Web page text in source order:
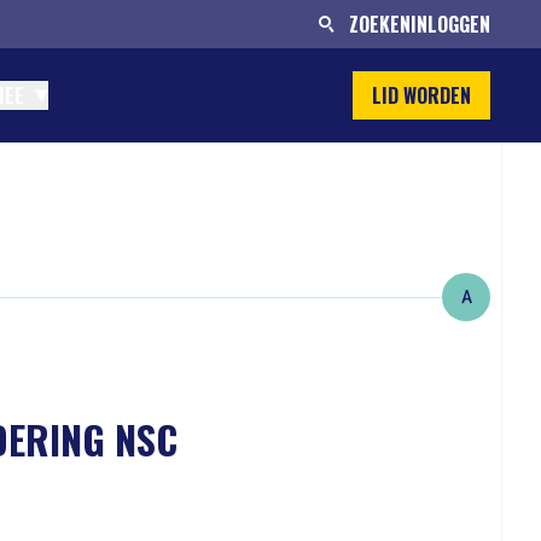
ZOEKENINLOGGEN
LID WORDEN
A
NSC